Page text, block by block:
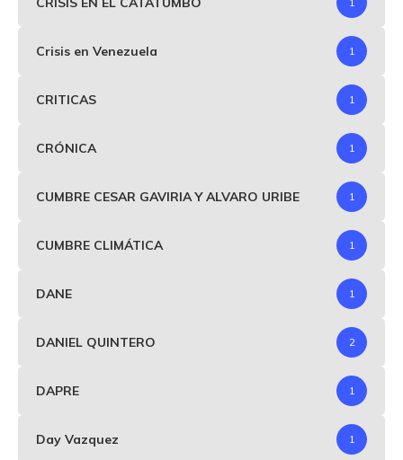
Crisis en Venezuela 1
CRITICAS 1
CRÓNICA 1
CUMBRE CESAR GAVIRIA Y ALVARO URIBE 1
CUMBRE CLIMÁTICA 1
DANE 1
DANIEL QUINTERO 2
DAPRE 1
Day Vazquez 1